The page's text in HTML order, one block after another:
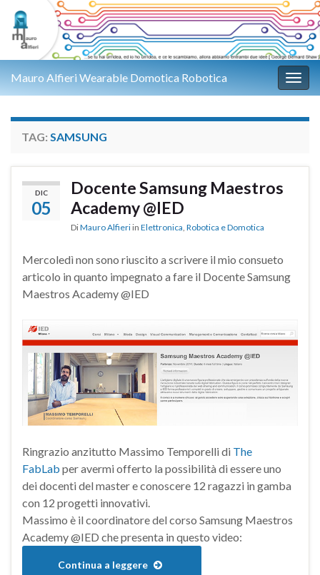
Mauro Alfieri Wearable Domotica Robotica
TAG: SAMSUNG
DIC
05
Docente Samsung Maestros
Academy @IED
DiMauro Alfieri in Elettronica, Robotica e Domotica
Mercoledì non sono riuscito a scrivere il mio consueto
articolo in quanto impegnato a fare il Docente Samsung
Maestros Academy @IED
Ringrazio anzitutto Massimo Temporelli di The
FabLab per avermi offerto la possibilità di essere uno
dei docenti del master e conoscere 12 ragazzi in gamba
con 12 progetti innovativi.
Massimo è il coordinatore del corso Samsung Maestros
Academy @IED che presenta in questo video:
Continua a leggere